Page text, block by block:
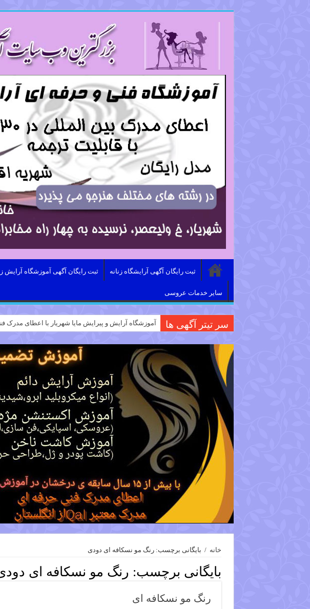
ثبت رایگان آگهی آرایشگاه زنانه ثبت رایگان آگهی آموزشگاه آرایش
سایر خدمات عروسی
سر تیتر آگهی ها آموزشگاه آرایش و پیرایش مایا شهریار با اعطای مدرک
خانه / بایگانی برچسب: رنگ مو نسکافه ای دودی
بایگانی برچسب: رنگ مو نسکافه ای
رنگ مو نسکافه ای